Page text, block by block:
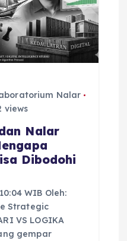
Nalar
views
Nalar
Dibodohi
WIB Oleh:
Strategic
VS LOGIKA
gempar